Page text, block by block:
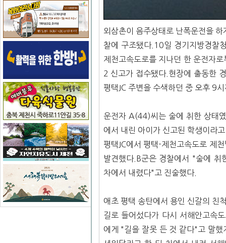
외삼촌이 음주상태로 난폭운전을
찰에 구조됐다.10일 경기지방경찰
제천고속도로를 지나던 한 운전자
2 신고가 접수됐다.현장에 출동한
평택JC 주변을 수색하던 중 오후 9
운전자 A(44)씨는 술에 취한 상태
에서 내린 아이가 신고된 학생이라
평택JC에서 평택-제천고속도로 제
발견했다.B군은 경찰에서 "술에 취
차에서 내렸다"고 진술했다.
애초 평택 송탄에서 용인 신갈의 친
길로 들어섰다가 다시 서해안고속
에게 "길을 잘못 든 것 같다"고 말